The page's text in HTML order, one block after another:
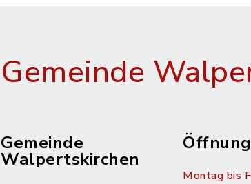
Gemeinde
Gemeinde
Walpertskirchen
Montag bis